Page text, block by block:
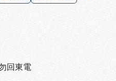
回東電